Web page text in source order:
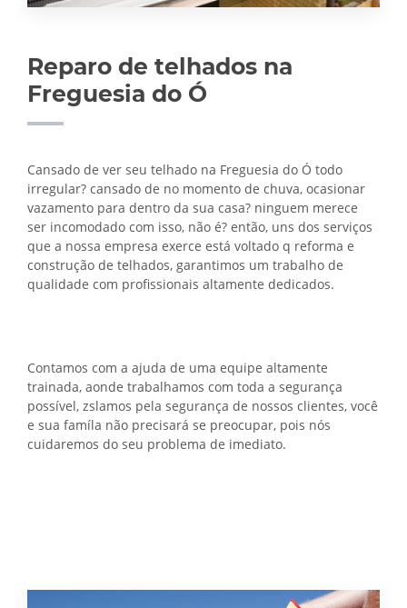
Reparo de telhados na
Freguesia do Ó
Cansado de ver seu telhado na Freguesia do Ó todo
irregular? cansado de no momento de chuva, ocasionar
vazamento para dentro da sua casa? ninguem merece
ser incomodado com isso, não é? então, uns dos serviços
que a nossa empresa exerce está voltado q reforma e
construção de telhados, garantimos um trabalho de
qualidade com profissionais altamente dedicados.
Contamos com a ajuda de uma equipe altamente
trainada, aonde trabalhamos com toda a segurança
possível, zslamos pela segurança de nossos clientes, você
e sua famíla não precisará se preocupar, pois nós
cuidaremos do seu problema de imediato.